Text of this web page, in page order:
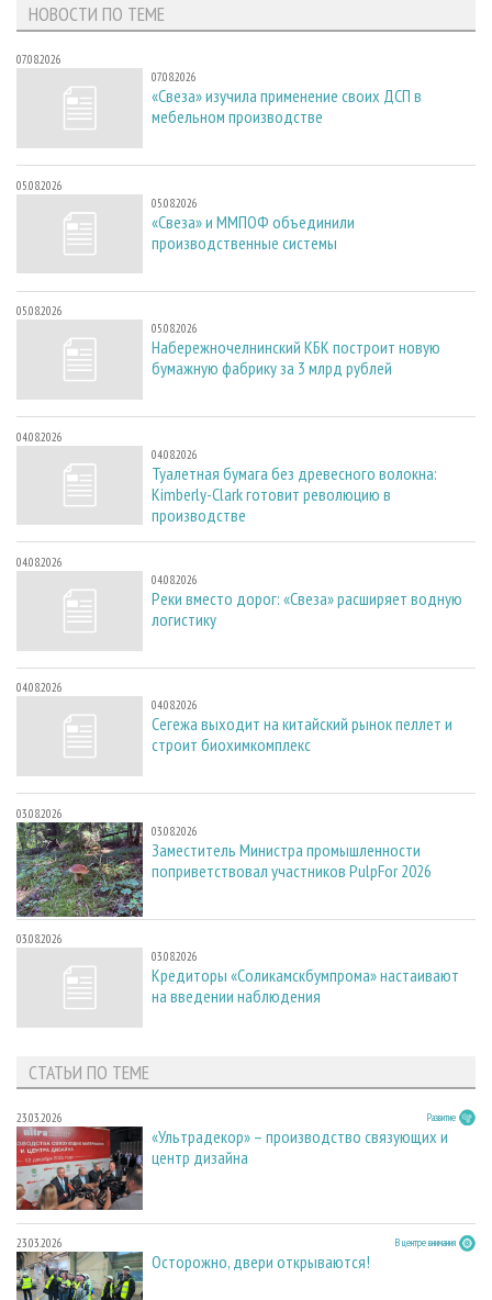
НОВОСТИ ПО ТЕМЕ
07.08.2026
07.08.2026
«Свеза» изучила применение своих ДСП в
мебельном производстве
05.08.2026
05.08.2026
«Свеза» и ММПОФ объединили
производственные системы
05.08.2026
05.08.2026
Набережночелнинский КБК построит новую
бумажную фабрику за 3 млрд рублей
04.08.2026
04.08.2026
Туалетная бумага без древесного волокна:
Kimberly-Clark готовит революцию в
производстве
04.08.2026
04.08.2026
Реки вместо дорог: «Свеза» расширяет водную
логистику
04.08.2026
04.08.2026
Сегежа выходит на китайский рынок пеллет и
строит биохимкомплекс
03.08.2026
03.08.2026
Заместитель Министра промышленности
поприветствовал участников PulpFor 2026
03.08.2026
03.08.2026
Кредиторы «Соликамскбумпрома» настаивают
на введении наблюдения
СТАТЬИ ПО ТЕМЕ
23.03.2026 Развитие
«Ультрадекор» – производство связующих и
центр дизайна
23.03.2026 В центре внимания
Осторожно, двери открываются!